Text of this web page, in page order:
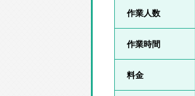
作業人数
作業時間
料金